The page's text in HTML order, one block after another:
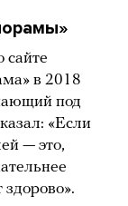
сайте
в 2018
под
«Если
— это,